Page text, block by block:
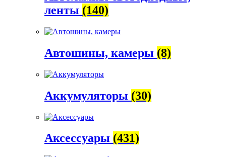
ленты (140)
Автошины, камеры (8)
Аккумуляторы (30)
Аксессуары (431)